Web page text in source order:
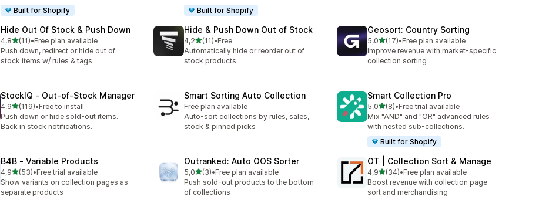
Built for Shopify
Built for Shopify
Hide Out Of Stock & Push Down
4,8stelle su 5
(11)
11 recensioni totali
•Free plan available
Push down, redirect or hide out of
stock items w/ rules & tags
Hide & Push Down Out of Stock
4,2stelle su 5
(11)
11 recensioni totali
•Free
Automatically hide or reorder out of
stock products
Geosort: Country Sorting
5,0stelle su 5
(17)
17 recensioni totali
•Free plan available
Improve revenue with market-specific
collection sorting
StockIQ ‑ Out‑of‑Stock Manager
4,9stelle su 5
(119)
119 recensioni totali
•Free to install
Push down or hide sold-out items.
Back in stock notifications.
Smart Sorting Auto Collection
Free plan available
Auto-sort collections by rules, sales,
stock & pinned picks
Smart Collection Pro
5,0stelle su 5
(8)
8 recensioni totali
•Free trial available
Mix "AND" and "OR" advanced rules
with nested sub-collections.
Built for Shopify
B4B ‑ Variable Products
4,9stelle su 5
(53)
53 recensioni totali
•Free trial available
Show variants on collection pages as
separate products
Outranked: Auto OOS Sorter
5,0stelle su 5
(3)
3 recensioni totali
•Free plan available
Push sold-out products to the bottom
of collections
OT | Collection Sort & Manage
4,9stelle su 5
(34)
34 recensioni totali
•Free plan available
Boost revenue with collection page
sort and merchandising